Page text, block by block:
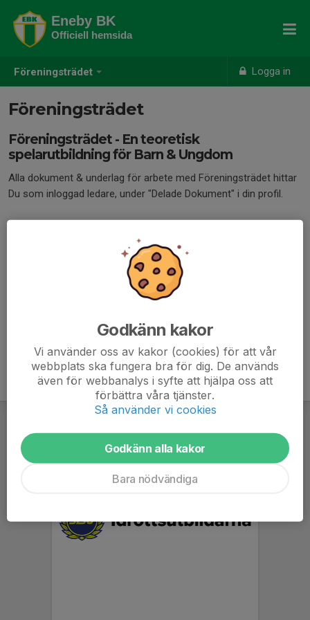
Föreningsträdet Logga in
Eneby BK
Officiell hemsida
Föreningsträdet
Föreningsträdet - En teoretisk
spelarutbildning för Barn & Ungdom
Alla dokument & underlag för arbete med Föreningsträdet hittar
Du som inloggad ledare, under "Delade Dokument" i din profil.
Godkänn kakor
Vi använder oss av kakor (cookies) för att vår
webbplats ska fungera bra för dig. De används
även för webbanalys i syfte att hjälpa oss att
förbättra våra tjänster.
Så använder vi cookies
Godkänn alla kakor
Bara nödvändiga